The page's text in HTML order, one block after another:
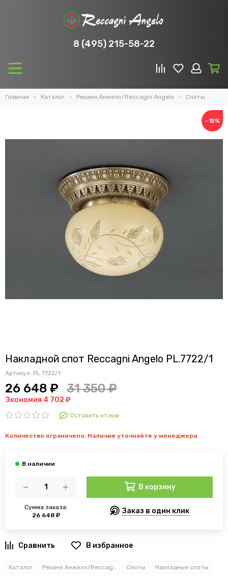
8 (495) 215-58-22
Главная Каталог Рекани Анжело/Reccagni Angelo Споты
−15%
Накладной спот Reccagni Angelo PL.7722/1
Артикул: PL.7722/1
26 648 ₽ 31 350 ₽
Экономия 4 702 ₽
Оставить отзыв
Количество ограничено. Наличие уточняйте у менеджера
Сумма заказа:
26 648 ₽
В корзину
Заказ в один клик
В избранное
Каталог Рекани Анжело/Reccagni Angelo Споты Накладные споты